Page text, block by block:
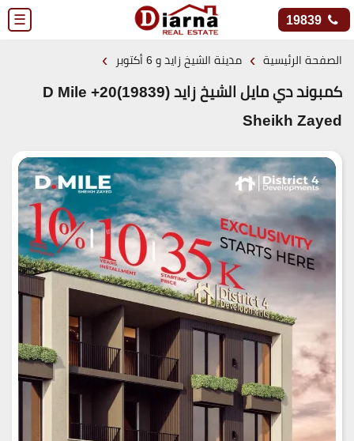
☰ 19839
الصفحة الرئيسية › مدينة الشيخ زايد و 6 أكتوبر ›
كمبوند دي مايل الشيخ زايد (19839)20+ D Mile
Sheikh Zayed